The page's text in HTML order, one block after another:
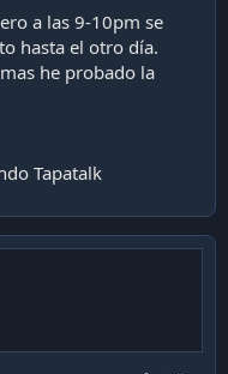
a las 9-10pm se
hasta el otro día.
he probado la
Tapatalk